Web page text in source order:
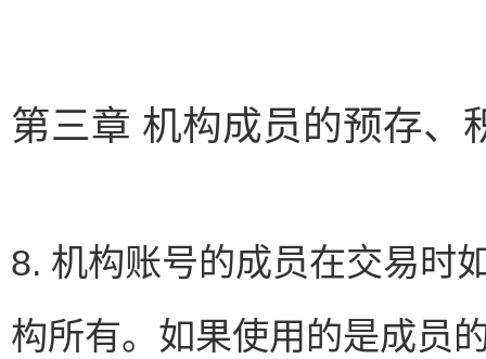
第三章 机构成员的预存、
8. 机构账号的成员在交易时
构所有。如果使用的是成员